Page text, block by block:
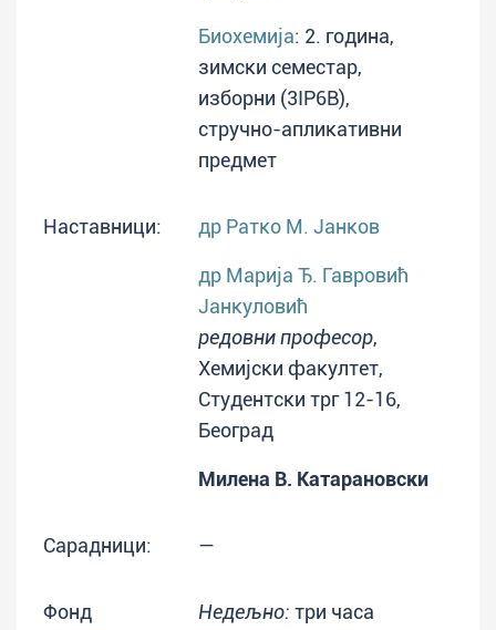
Биохемија: 2. година,
зимски семестар,
изборни (3IP6B),
стручно-апликативни
предмет
Наставници: др Ратко М. Јанков
др Марија Ђ. Гавровић
Јанкуловић
редовни професор,
Хемијски факултет,
Студентски трг 12-16,
Београд
Милена В. Катарановски
Сарадници: —
Фонд
Недељно: три часа